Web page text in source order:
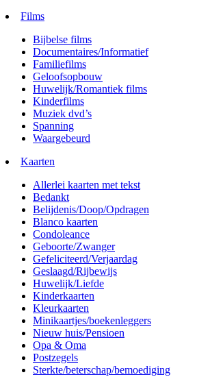
Films
Bijbelse films
Documentaires/Informatief
Familiefilms
Geloofsopbouw
Huwelijk/Romantiek films
Kinderfilms
Muziek dvd’s
Spanning
Waargebeurd
Kaarten
Allerlei kaarten met tekst
Bedankt
Belijdenis/Doop/Opdragen
Blanco kaarten
Condoleance
Geboorte/Zwanger
Gefeliciteerd/Verjaardag
Geslaagd/Rijbewijs
Huwelijk/Liefde
Kinderkaarten
Kleurkaarten
Minikaartjes/boekenleggers
Nieuw huis/Pensioen
Opa & Oma
Postzegels
Sterkte/beterschap/bemoediging